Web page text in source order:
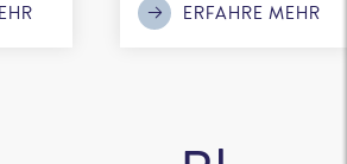
ERFAHRE MEHR